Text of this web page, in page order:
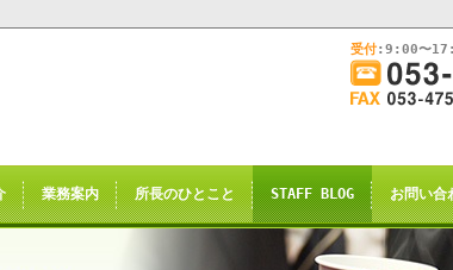
このままInternet Explorerから閲覧する場合はコチラ
Explorer互換の他のブラウザ
知らせの表示される場合がございますが
受付:9:00〜
業務案内 所長のひとこと STAFF BLOG お問い合